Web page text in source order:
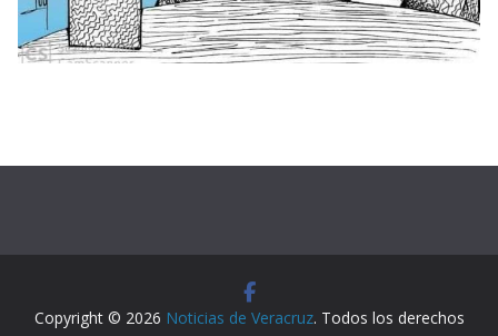
Copyright © 2026 Noticias de Veracruz. Todos los derechos